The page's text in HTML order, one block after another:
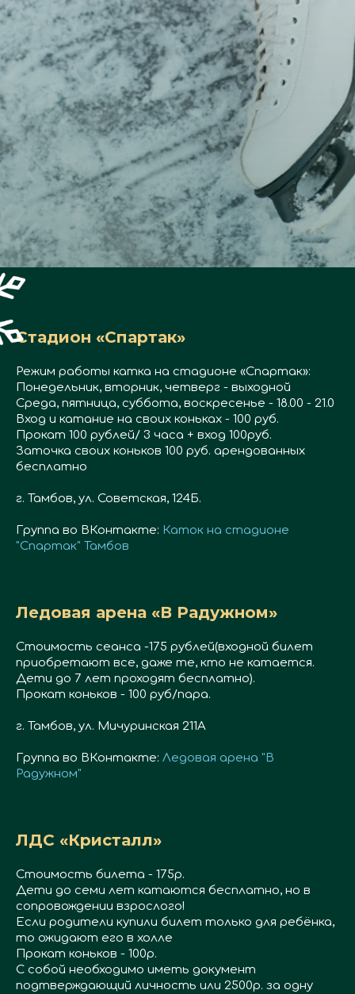
Стадион «Спартак»
Режим работы катка на стадионе «Спартак»:
Понедельник, вторник, четверг - выходной
Среда, пятница, суббота, воскресенье - 18.00 - 21.0
Вход и катание на своих коньках - 100 руб.
Прокат 100 рублей/ 3 часа + вход 100руб.
Заточка своих коньков 100 руб. арендованных
бесплатно
г. Тамбов, ул. Советская, 124Б.
Группа во ВКонтакте: Каток на стадионе
"Спартак" Тамбов
Ледовая арена «В Радужном»
Стоимость сеанса -175 рублей(входной билет
приобретают все, даже те, кто не катается.
Дети до 7 лет проходят бесплатно).
Прокат коньков - 100 руб/пара.
г. Тамбов, ул. Мичуринская 211А
Группа во ВКонтакте: Ледовая арена "В
Радужном"
ЛДС «Кристалл»
Стоимость билета - 175р.
Дети до семи лет катаются бесплатно, но в
сопровождении взрослого!
Если родители купили билет только для ребёнка,
то ожидают его в холле
Прокат коньков - 100р.
С собой необходимо иметь документ
подтверждающий личность или 2500р. за одну